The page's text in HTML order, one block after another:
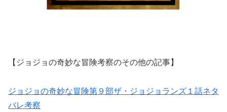
【ジョジョの奇妙な冒険考察のその他の記事】
ジョジョの奇妙な冒険第９部ザ・ジョジョランズ１話ネタ
バレ考察